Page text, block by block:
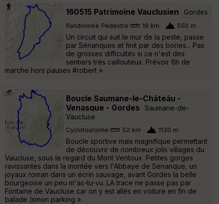
160515 Patrimoine Vauclusien Gordes
Randonnée Pédestre 18 km 550 m
Un circuit qui suit le mur de la peste, passe
par Sénanques et finit par des bories... Pas
de grosses difficultés si ce n'est des
sentiers très caillouteux. Prévoir 6h de
marche hors pauses #robert »
Boucle Saumane-le-Châteâu -
Venasque - Gordes
Saumane-de-
Vaucluse
Cyclotourisme 52 km 1130 m
Boucle sportive mais magnifique permettant
de découvrir de nombreux jolis villages du
Vaucluse, sous le regard du Mont Ventoux. Petites gorges
ravissantes dans la montée vers l'Abbaye de Senanque, un
joyaux roman dans un écrin sauvage, avant Gordes la belle
bourgeoise un peu m'as-tu-vu. LA trace ne passe pas par
Fontaine de Vaucluse car on y est allés en voiture en fin de
balade (sinon parking »